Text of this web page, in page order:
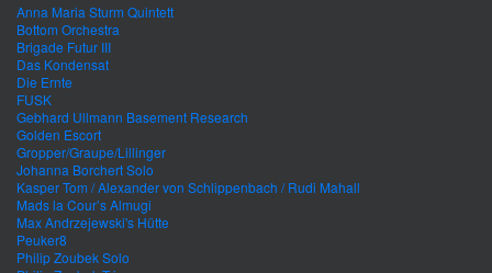
Anna Maria Sturm Quintett
Bottom Orchestra
Brigade Futur III
Das Kondensat
Die Ernte
FUSK
Gebhard Ullmann Basement Research
Golden Escort
Gropper/Graupe/Lillinger
Johanna Borchert Solo
Kasper Tom / Alexander von Schlippenbach / Rudi Mahall
Mads la Cour’s Almugi
Max Andrzejewski's Hütte
Peuker8
Philip Zoubek Solo